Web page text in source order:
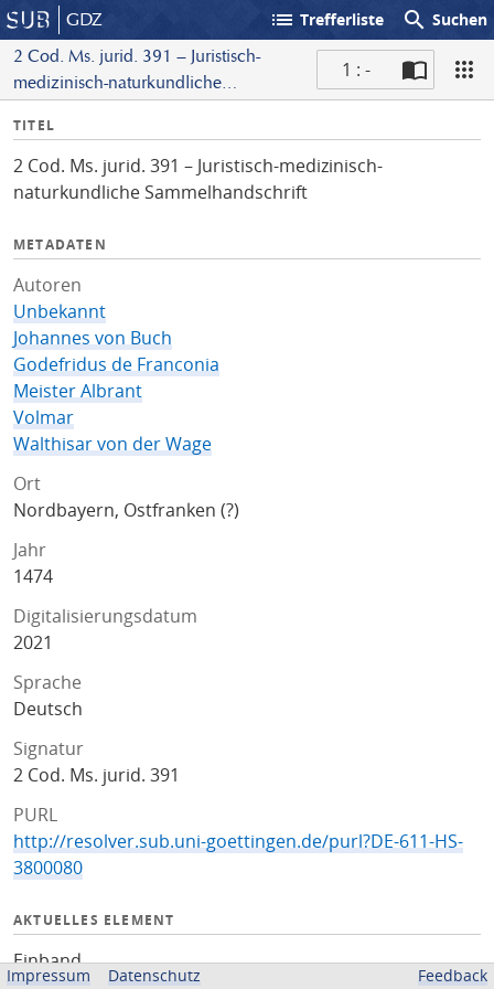
GDZ list Trefferliste search Suchen
2 Cod. Ms. jurid. 391 – Juristisch-
medizinisch-naturkundliche
1 : -
I
f
o
TITEL
2 Cod. Ms. jurid. 391 – Juristisch-medizinisch-
naturkundliche Sammelhandschrift
METADATEN
Autoren
Unbekannt
Johannes von Buch
Godefridus de Franconia
Meister Albrant
Volmar
Walthisar von der Wage
Ort
Nordbayern, Ostfranken (?)
Jahr
1474
Digitalisierungsdatum
2021
Sprache
Deutsch
Signatur
2 Cod. Ms. jurid. 391
PURL
http://resolver.sub.uni-goettingen.de/purl?DE-611-HS-
3800080
AKTUELLES ELEMENT
Einband
Impressum Datenschutz Feedback